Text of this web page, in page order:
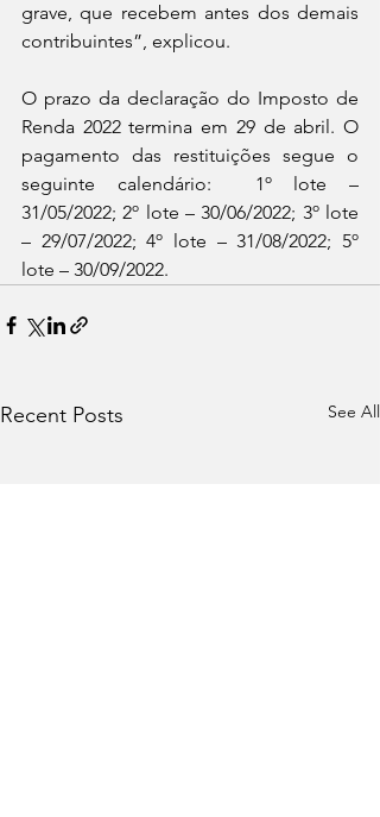
grave, que recebem antes dos demais
contribuintes”, explicou.
O prazo da declaração do Imposto de
Renda 2022 termina em 29 de abril. O
pagamento das restituições segue o
seguinte calendário:  1º lote –
31/05/2022; 2º lote – 30/06/2022; 3º lote
– 29/07/2022; 4º lote – 31/08/2022; 5º
lote – 30/09/2022.
Recent Posts See All